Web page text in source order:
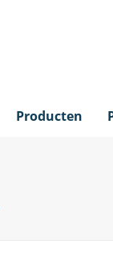
Producten